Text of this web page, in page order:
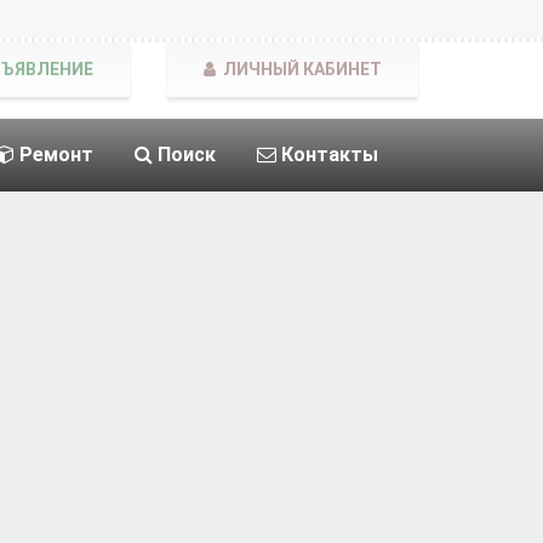
Ремонт Поиск Контакты
ЛИЧНЫЙ КАБИНЕТ